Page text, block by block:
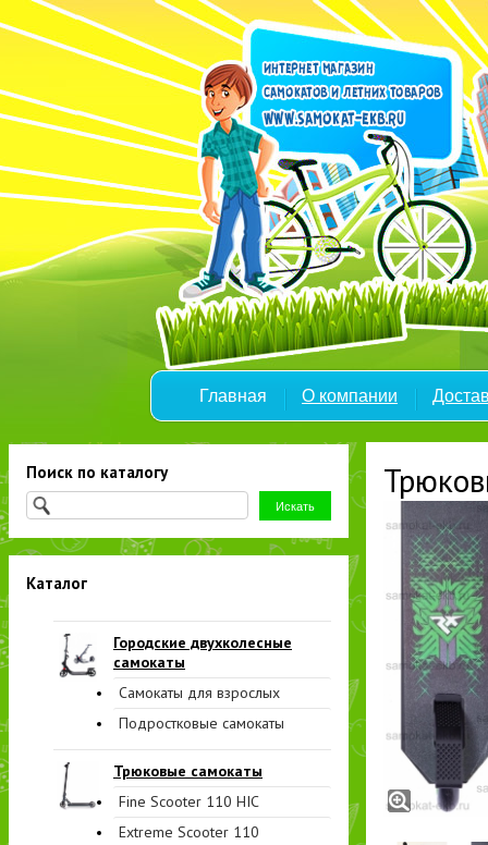
Главная О компании
Поиск по каталогу
Каталог
Городские двухколесные
самокаты
Самокаты для взрослых
Подростковые самокаты
Трюковые самокаты
Fine Scooter 110 HIC
Extreme Scooter 110